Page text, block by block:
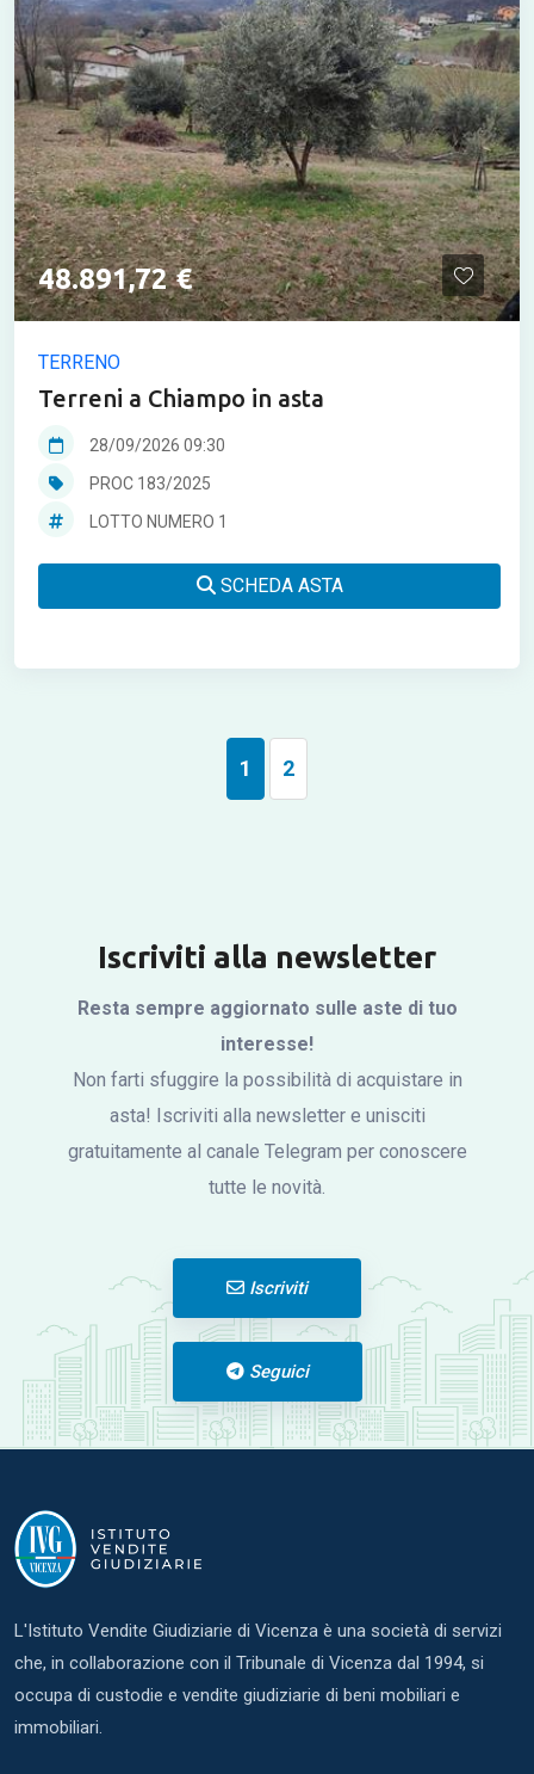
48.891,72 €
TERRENO
Terreni a Chiampo in asta
28/09/2026 09:30
PROC 183/2025
LOTTO NUMERO 1
SCHEDA ASTA
1 2
Iscriviti alla newsletter
Resta sempre aggiornato sulle aste di tuo
interesse!
Non farti sfuggire la possibilità di acquistare in
asta! Iscriviti alla newsletter e unisciti
gratuitamente al canale Telegram per conoscere
tutte le novità.
Iscriviti
Seguici
L'Istituto Vendite Giudiziarie di Vicenza è una società di servizi
che, in collaborazione con il Tribunale di Vicenza dal 1994, si
occupa di custodie e vendite giudiziarie di beni mobiliari e
immobiliari.